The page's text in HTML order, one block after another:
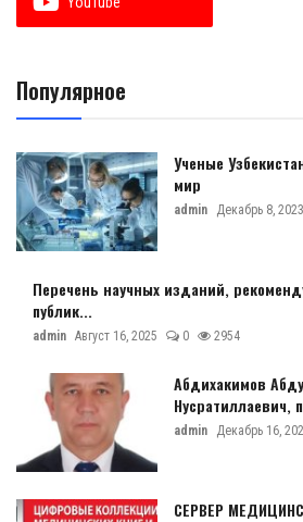
Популярное
Ученые
мир
admin Декабрь 8, 2023
Перечень научных изданий,
публик...
admin Август 16, 2025 0 2954
Абдихакимов
Нусратиллаевич,
admin Декабрь 16,
СЕРВЕР